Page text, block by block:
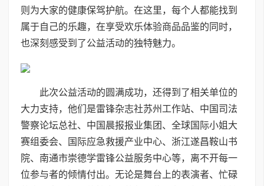
则为大家的健康保驾护航。在这里，每个人都能找到
属于自己的乐趣，在享受欢乐体验商品品鉴的同时，
也深刻感受到了公益活动的独特魅力。
此次公益活动的圆满成功，还得到了相关单位的
大力支持，他们是雷锋杂志社苏州工作站、中国司法
警察论坛总社、中国晨报报业集团、全球国际小姐大
赛组委会、国际应急救援产业中心、浙江遂昌鞍山书
院、南通市崇德学雷锋公益服务中心等，离不开每一
位参与者的倾情付出。无论是舞台上的表演者、忙碌